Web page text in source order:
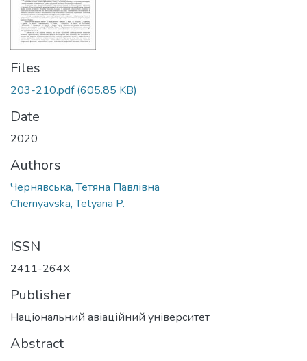
Files
203-210.pdf(605.85 KB)
Date
2020
Authors
Чернявська, Тетяна Павлівна
Chernyavska, Tetyana P.
ISSN
2411-264X
Publisher
Національний авіаційний університет
Abstract